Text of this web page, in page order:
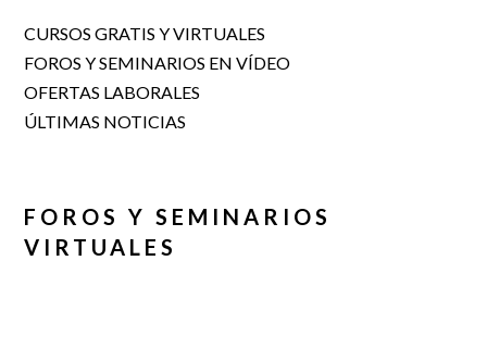
CURSOS GRATIS Y VIRTUALES
FOROS Y SEMINARIOS EN VÍDEO
OFERTAS LABORALES
ÚLTIMAS NOTICIAS
FOROS Y SEMINARIOS
VIRTUALES